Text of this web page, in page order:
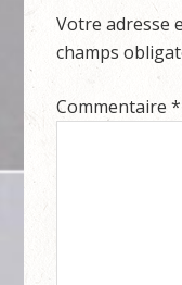
Votre adresse
champs
Commentaire*